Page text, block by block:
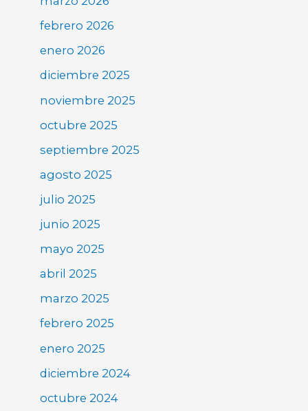
febrero 2026
enero 2026
diciembre 2025
noviembre 2025
octubre 2025
septiembre 2025
agosto 2025
julio 2025
junio 2025
mayo 2025
abril 2025
marzo 2025
febrero 2025
enero 2025
diciembre 2024
octubre 2024